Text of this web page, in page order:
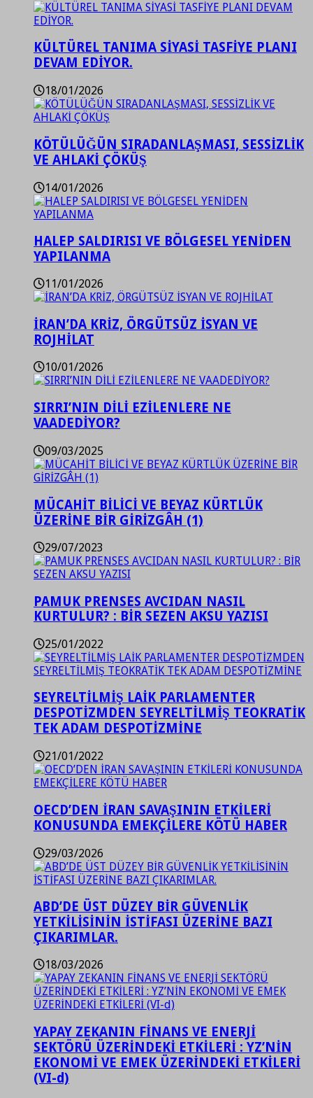
KÜLTÜREL TANIMA SİYASİ TASFİYE PLANI
DEVAM EDİYOR.
18/01/2026
KÖTÜLÜĞÜN SIRADANLAŞMASI, SESSİZLİK
VE AHLAKİ ÇÖKÜŞ
14/01/2026
HALEP SALDIRISI VE BÖLGESEL YENİDEN
YAPILANMA
11/01/2026
İRAN’DA KRİZ, ÖRGÜTSÜZ İSYAN VE
ROJHİLAT
10/01/2026
SIRRI’NIN DİLİ EZİLENLERE NE
VAADEDİYOR?
09/03/2025
MÜCAHİT BİLİCİ VE BEYAZ KÜRTLÜK
ÜZERİNE BİR GİRİZGÂH (1)
29/07/2023
PAMUK PRENSES AVCIDAN NASIL
KURTULUR? : BİR SEZEN AKSU YAZISI
25/01/2022
SEYRELTİLMİŞ LAİK PARLAMENTER
DESPOTİZMDEN SEYRELTİLMİŞ TEOKRATİK
TEK ADAM DESPOTİZMİNE
21/01/2022
OECD’DEN İRAN SAVAŞININ ETKİLERİ
KONUSUNDA EMEKÇİLERE KÖTÜ HABER
29/03/2026
ABD’DE ÜST DÜZEY BİR GÜVENLİK
YETKİLİSİNİN İSTİFASI ÜZERİNE BAZI
ÇIKARIMLAR.
18/03/2026
YAPAY ZEKANIN FİNANS VE ENERJİ
SEKTÖRÜ ÜZERİNDEKİ ETKİLERİ : YZ’NİN
EKONOMİ VE EMEK ÜZERİNDEKİ ETKİLERİ
(VI-d)